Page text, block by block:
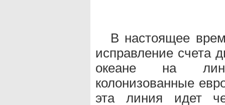
В настоящее
исправление счета
океане на
колонизованные
эта линия идет